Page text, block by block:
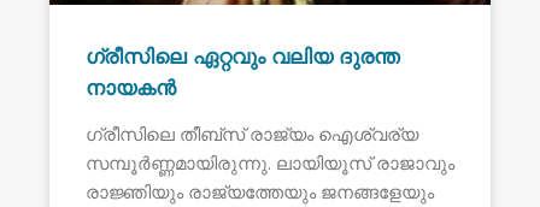
ഗ്രീസിലെ ഏറ്റവും വലിയ ദുരന്ത
നായകൻ
ഗ്രീസിലെ തീബ്സ് രാജ്യം ഐശ്വര്യ
സമ്പൂർണ്ണമായിരുന്നു. ലായിയൂസ് രാജാവും
രാജ്ഞിയും രാജ്യത്തേയും ജനങ്ങളേയും